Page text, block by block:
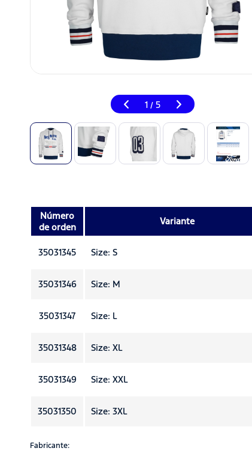
1 / 5
Número
de orden
Variante
35031345 Size: S
35031346 Size: M
35031347 Size: L
35031348 Size: XL
35031349 Size: XXL
35031350 Size: 3XL
Fabricante: